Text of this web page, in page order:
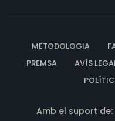
METODOLOGIA
PREMSA
AVÍS
Amb el suport